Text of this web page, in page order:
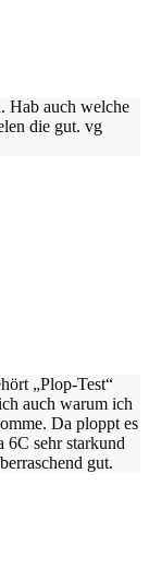
Hab auch welche
die gut. vg
„Plop-Test“
auch warum ich
Da ploppt es
sehr starkund
gut.